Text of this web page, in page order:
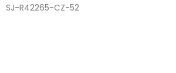
SJ-R42265-CZ-52